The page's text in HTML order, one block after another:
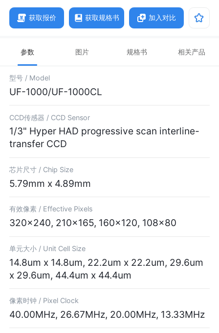
获取报价 获取规格书 加入对比
参数 图片 规格书 相关产品
型号 / Model
UF-1000/UF-1000CL
CCD传感器 / CCD Sensor
1/3" Hyper HAD progressive scan interline-
transfer CCD
芯片尺寸 / Chip Size
5.79mm x 4.89mm
有效像素 / Effective Pixels
320x240, 210x165, 160x120, 108x80
单元大小 / Unit Cell Size
14.8um x 14.8um, 22.2um x 22.2um, 29.6um
x 29.6um, 44.4um x 44.4um
像素时钟 / Pixel Clock
40.00MHz, 26.67MHz, 20.00MHz, 13.33MHz